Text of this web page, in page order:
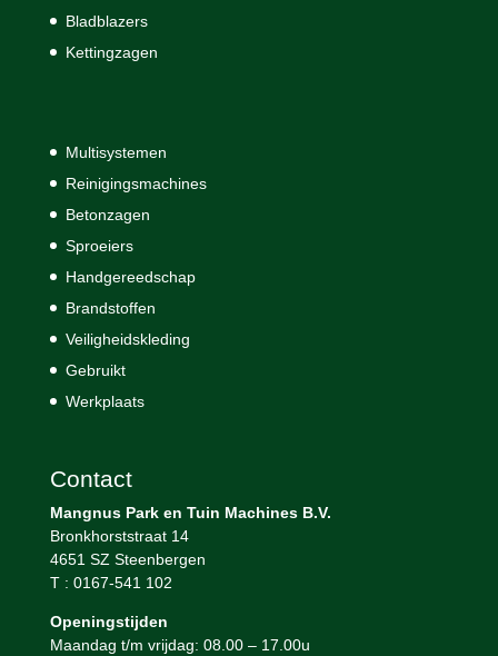
Bladblazers
Kettingzagen
Multisystemen
Reinigingsmachines
Betonzagen
Sproeiers
Handgereedschap
Brandstoffen
Veiligheidskleding
Gebruikt
Werkplaats
Contact
Mangnus Park en Tuin Machines B.V.
Bronkhorststraat 14
4651 SZ Steenbergen
T : 0167-541 102
Openingstijden
Maandag t/m vrijdag: 08.00 – 17.00u